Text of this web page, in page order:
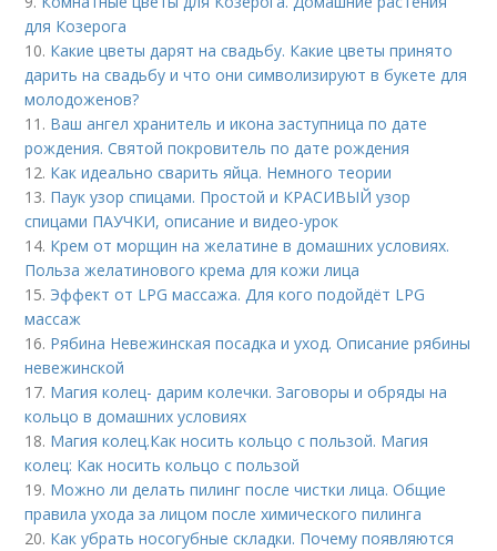
для Козерога
10. Какие цветы дарят на свадьбу. Какие цветы принято
дарить на свадьбу и что они символизируют в букете для
молодоженов?
11. Ваш ангел хранитель и икона заступница по дате
рождения. Святой покровитель по дате рождения
12. Как идеально сварить яйца. Немного теории
13. Паук узор спицами. Простой и КРАСИВЫЙ узор
спицами ПАУЧКИ, описание и видео-урок
14. Крем от морщин на желатине в домашних условиях.
Польза желатинового крема для кожи лица
15. Эффект от LPG массажа. Для кого подойдёт LPG
массаж
16. Рябина Невежинская посадка и уход. Описание рябины
невежинской
17. Магия колец- дарим колечки. Заговоры и обряды на
кольцо в домашних условиях
18. Магия колец.Как носить кольцо с пользой. Магия
колец: Как носить кольцо с пользой
19. Можно ли делать пилинг после чистки лица. Общие
правила ухода за лицом после химического пилинга
20. Как убрать носогубные складки. Почему появляются